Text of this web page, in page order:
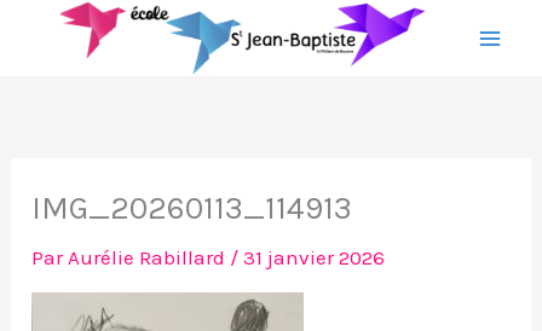
IMG_20260113_114913
Par Aurélie Rabillard /31 janvier 2026